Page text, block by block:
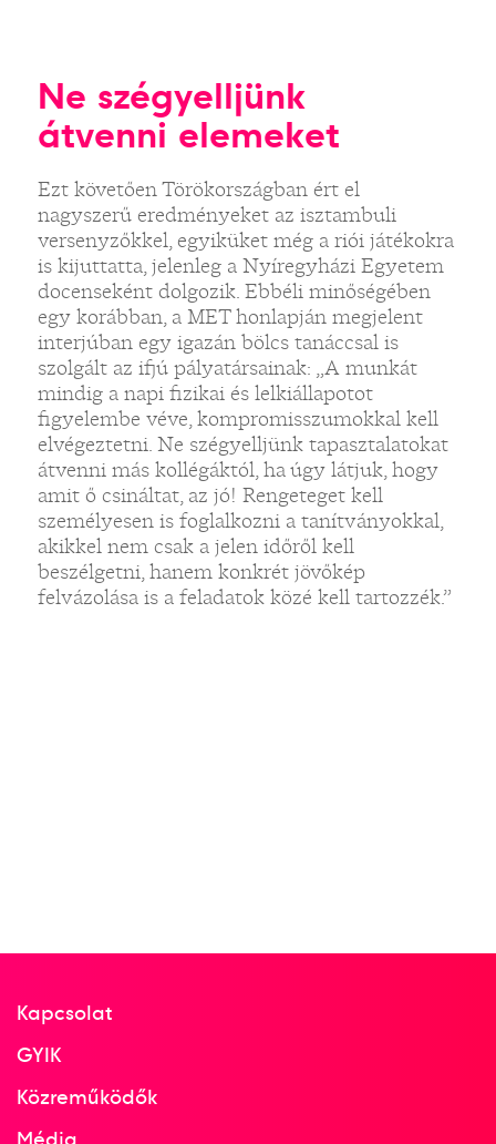
Ne szégyelljünk
átvenni elemeket
Ezt követően Törökországban ért el
nagyszerű eredményeket az isztambuli
versenyzőkkel, egyiküket még a riói játékokra
is kijuttatta, jelenleg a Nyíregyházi Egyetem
docenseként dolgozik. Ebbéli minőségében
egy korábban, a MET honlapján megjelent
interjúban egy igazán bölcs tanáccsal is
szolgált az ifjú pályatársainak: „A munkát
mindig a napi fizikai és lelkiállapotot
figyelembe véve, kompromisszumokkal kell
elvégeztetni. Ne szégyelljünk tapasztalatokat
átvenni más kollégáktól, ha úgy látjuk, hogy
amit ő csináltat, az jó! Rengeteget kell
személyesen is foglalkozni a tanítványokkal,
akikkel nem csak a jelen időről kell
beszélgetni, hanem konkrét jövőkép
felvázolása is a feladatok közé kell tartozzék.”
Kapcsolat
GYIK
Közreműködők